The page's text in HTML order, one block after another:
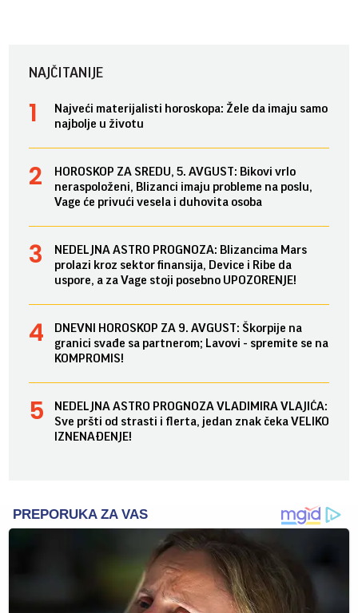
NAJČITANIJE
Najveći materijalisti horoskopa: Žele da imaju samo
najbolje u životu
HOROSKOP ZA SREDU, 5. AVGUST: Bikovi vrlo
neraspoloženi, Blizanci imaju probleme na poslu,
Vage će privući vesela i duhovita osoba
NEDELJNA ASTRO PROGNOZA: Blizancima Mars
prolazi kroz sektor finansija, Device i Ribe da
uspore, a za Vage stoji posebno UPOZORENJE!
DNEVNI HOROSKOP ZA 9. AVGUST: Škorpije na
granici svađe sa partnerom; Lavovi - spremite se na
KOMPROMIS!
NEDELJNA ASTRO PROGNOZA VLADIMIRA VLAJIĆA:
Sve pršti od strasti i flerta, jedan znak čeka VELIKO
IZNENAĐENJE!